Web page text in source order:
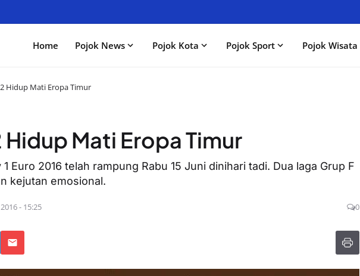
Home Pojok News Pojok Kota Pojok Sport Pojok Wisata
Hidup Mati Eropa Timur
Mati Eropa Timur
Euro 2016 telah rampung Rabu 15 Juni dinihari tadi. Dua laga Grup F
kejutan emosional.
- 15:25 0